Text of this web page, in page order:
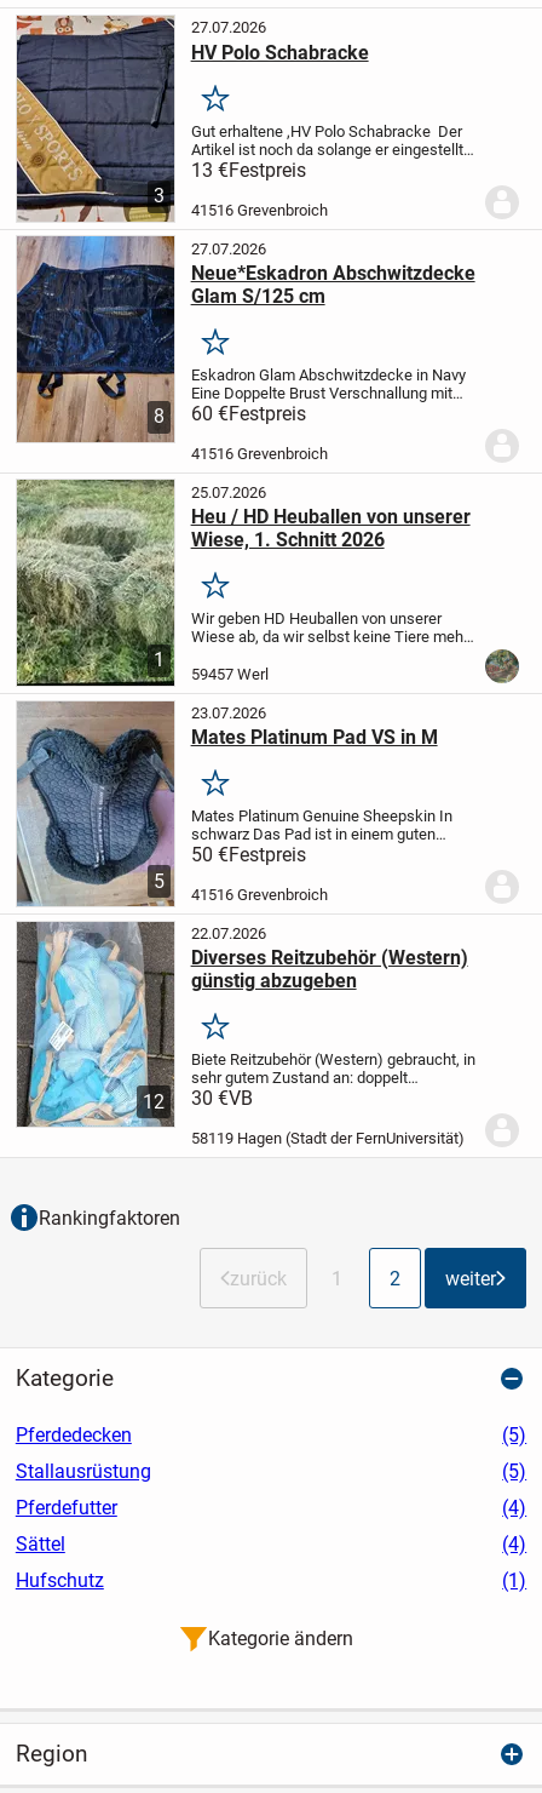
3
27.07.2026
HV Polo Schabracke
Merken
Gut erhaltene ,HV Polo Schabracke Der
Artikel ist noch da solange er eingestellt
istbiete noch viele andere Artikel an
Pal vorhanden
Ausschluss jeglicher Gewährleistu...
13 €Festpreis
41516 Grevenbroich
8
27.07.2026
Neue*Eskadron Abschwitzdecke
Glam S/125 cm
Merken
Eskadron Glam Abschwitzdecke in Navy
Eine Doppelte Brust Verschnallung mit
Klettfixierung .innenliegende Kreuzgurte
Der integrierte Schweifriemen hält die
Decke zuverlässig an Ort und Stelle
60 €Festpreis
41516 Grevenbroich
1
25.07.2026
Heu / HD Heuballen von unserer
Wiese, 1. Schnitt 2026
Merken
Wir geben HD Heuballen von unserer
Wiese ab, da wir selbst keine Tiere mehr
frei!Abholung ab Hof
Euro
59457 Werl
5
23.07.2026
Mates Platinum Pad VS in M
Merken
Mates Platinum Genuine SheepskinIn
schwarzDas Pad ist in einem guten
Zustand stammt aus einem
Nichtraucherhaushalt
da solange er eingestellt ist
50 €Festpreis
41516 Grevenbroich
12
22.07.2026
Diverses Reitzubehör (Western)
günstig abzugeben
Merken
Biete Reitzubehör (Western) gebraucht, in
sehr gutem Zustand an: doppelt
gebrochenes Gebiss, Vosal, Fliegendecke
Neopren,Sattelgurt mit Fell,
Tellingtengebiß,...
30 €VB
58119 Hagen (Stadt der FernUniversität)
Rankingfaktoren
zurück 1 2 weiter
Kategorie
Pferdedecken
(5)
Stallausrüstung
(5)
Pferdefutter
(4)
Sättel
(4)
Hufschutz
(1)
Kategorie ändern
Region